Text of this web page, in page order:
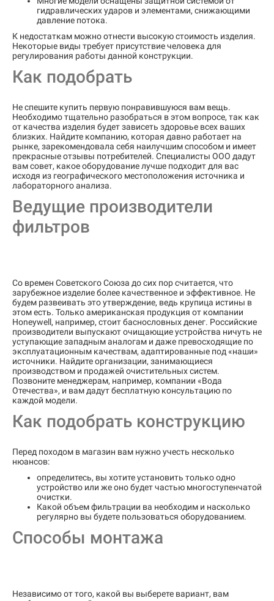
гидравлических ударов и элементами, снижающими
давление потока.
К недостаткам можно отнести высокую стоимость изделия.
Некоторые виды требует присутствие человека для
регулирования работы данной конструкции.
Как подобрать
Не спешите купить первую понравившуюся вам вещь.
Необходимо тщательно разобраться в этом вопросе, так как
от качества изделия будет зависеть здоровье всех ваших
близких. Найдите компанию, которая давно работает на
рынке, зарекомендовала себя наилучшим способом и имеет
прекрасные отзывы потребителей. Специалисты ООО дадут
вам совет, какое оборудование лучше подходит для вас
исходя из географического местоположения источника и
лабораторного анализа.
Ведущие производители
фильтров
Со времен Советского Союза до сих пор считается, что
зарубежное изделие более качественное и эффективное. Не
будем развеивать это утверждение, ведь крупица истины в
этом есть. Только американская продукция от компании
Honeywell, например, стоит баснословных денег. Российские
производители выпускают очищающие устройства ничуть не
уступающие западным аналогам и даже превосходящие по
эксплуатационным качествам, адаптированные под «наши»
источники. Найдите организации, занимающиеся
производством и продажей очистительных систем.
Позвоните менеджерам, например, компании «Вода
Отечества», и вам дадут бесплатную консультацию по
каждой модели.
Как подобрать конструкцию
Перед походом в магазин вам нужно учесть несколько
нюансов:
определитесь, вы хотите установить только одно
устройство или же оно будет частью многоступенчатой
очистки.
Какой объем фильтрации ва необходим и насколько
регулярно вы будете пользоваться оборудованием.
Способы монтажа
Независимо от того, какой вы выберете вариант, вам